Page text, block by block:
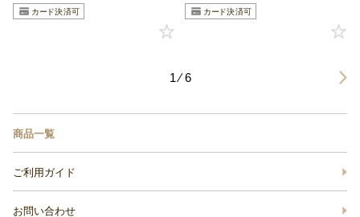
1 ⁄ 6
商品一覧
ご利用ガイド
お問い合わせ